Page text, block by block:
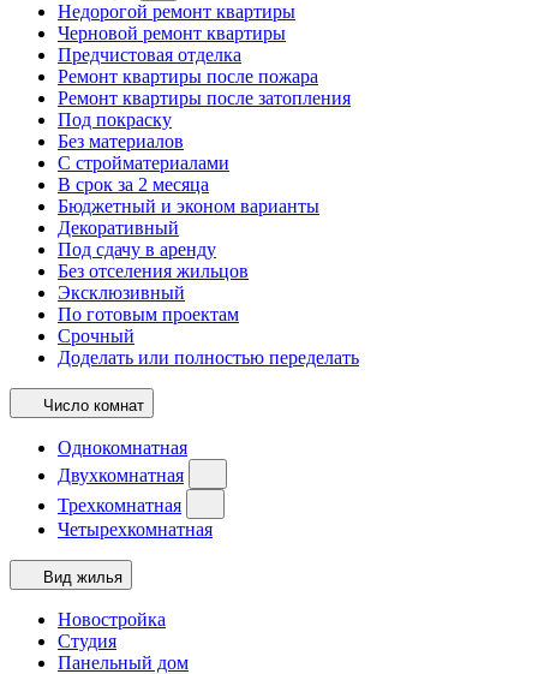
Недорогой ремонт квартиры
Черновой ремонт квартиры
Предчистовая отделка
Ремонт квартиры после пожара
Ремонт квартиры после затопления
Под покраску
Без материалов
С стройматериалами
В срок за 2 месяца
Бюджетный и эконом варианты
Декоративный
Под сдачу в аренду
Без отселения жильцов
Эксклюзивный
По готовым проектам
Срочный
Доделать или полностью переделать
Число комнат
Однокомнатная
Двухкомнатная
Трехкомнатная
Четырехкомнатная
Вид жилья
Новостройка
Студия
Панельный дом